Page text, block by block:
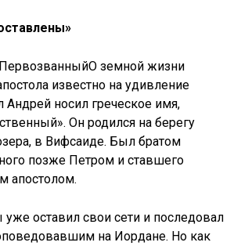
земной жизни
известно на удивление
Андрей носил греческое имя,
Он родился на берегу
в Вифсаиде. Был братом
позже Петром и ставшего
апостолом.
оставил свои сети и последовал
на Иордане. Но как